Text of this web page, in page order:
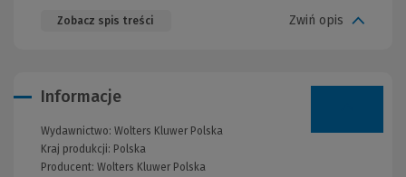
Zobacz spis treści Zwiń opis
Informacje
Wydawnictwo: Wolters Kluwer Polska
Kraj produkcji: Polska
Producent: Wolters Kluwer Polska